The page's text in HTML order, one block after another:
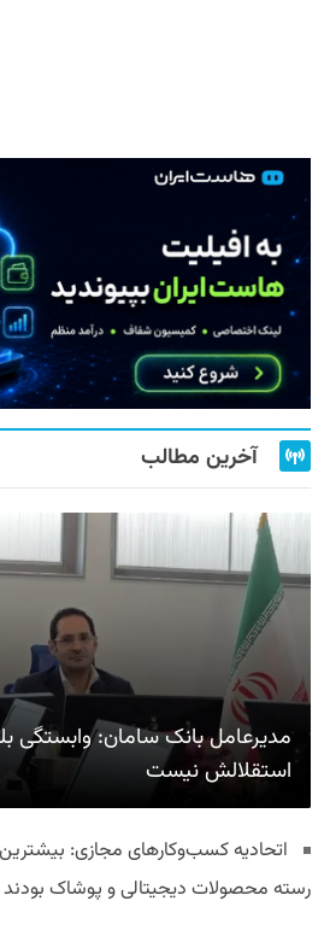
آخرین مطالب
مدیرعامل بانک سامان: وابستگی
استقلالش نیست
اتحادیه کسب‌وکارهای مجازی:
رسته محصولات دیجیتالی و پوشاک بودند